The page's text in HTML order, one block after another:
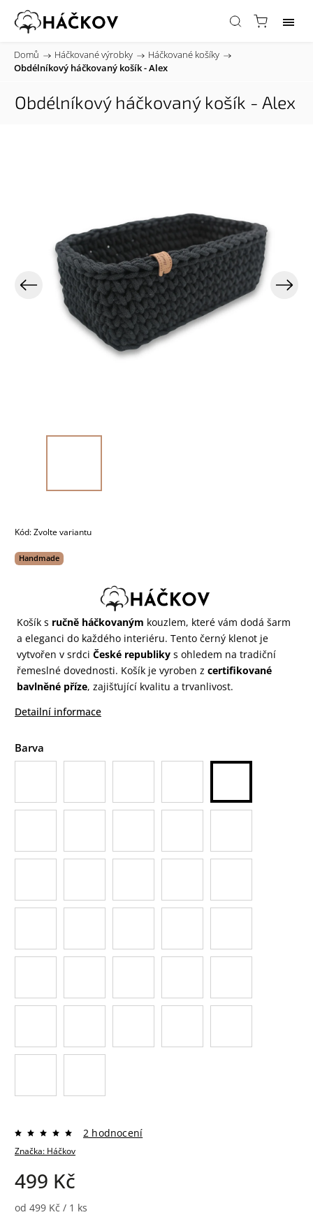
Domů / Háčkované výrobky / Háčkované košíky /
Obdélníkový háčkovaný košík - Alex
Obdélníkový háčkovaný košík - Alex
Kód:Zvolte variantu
Handmade
Košík s ručně háčkovaným kouzlem, které vám dodá šarm
a eleganci do každého interiéru. Tento černý klenot je
vytvořen v srdci České republiky s ohledem na tradiční
řemeslné dovednosti. Košík je vyroben z certifikované
bavlněné příze, zajišťující kvalitu a trvanlivost.
Detailní informace
Barva
Značka: Háčkov
2 hodnocení
499 Kč
od 499 Kč / 1 ks